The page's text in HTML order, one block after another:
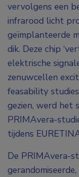
vervolgens een
infrarood licht
geïmplanteerde
dik. Deze chip
elektrische
zenuwcellen
feasability
gezien, werd het
PRIMAvera-
tijdens
De PRIMAvera-